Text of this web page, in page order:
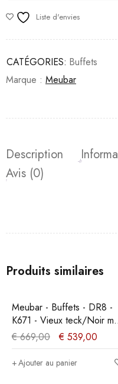
Liste d'envies
CATÉGORIES: Buffets
Marque : Meubar
Description
Avis (0)
Produits similaires
PROMO
Meubar - Buffets - DR8 -
K671 - Vieux teck/Noir
- 179x90x50cm
€669,00 € 539,00
Ajouter au panier